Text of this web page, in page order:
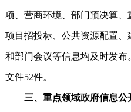
项、营商环境、部门预决算
项目招投标、公共资源配置
和部门会议等信息均及时发布
文件52件。
三、重点领域政府信息公